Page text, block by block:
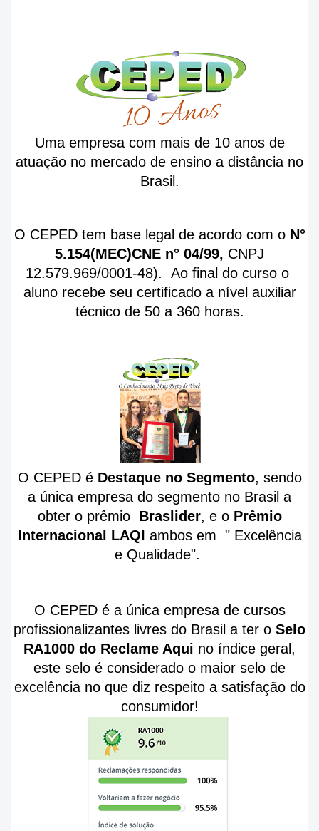
Uma empresa com mais de 10 anos de
atuação no mercado de ensino a distância no
Brasil.
O CEPED tem base legal de acordo com o N°
5.154(MEC)CNE n° 04/99, CNPJ
12.579.969/0001-48). Ao final do curso o
aluno recebe seu certificado a nível auxiliar
técnico de 50 a 360 horas.
O CEPED é Destaque no Segmento, sendo
a única empresa do segmento no Brasil a
obter o prêmio Braslider, e o Prêmio
Internacional LAQI ambos em " Excelência
e Qualidade".
O CEPED é a única empresa de cursos
profissionalizantes livres do Brasil a ter o Selo
RA1000 do Reclame Aqui no índice geral,
este selo é considerado o maior selo de
excelência no que diz respeito a satisfação do
consumidor!